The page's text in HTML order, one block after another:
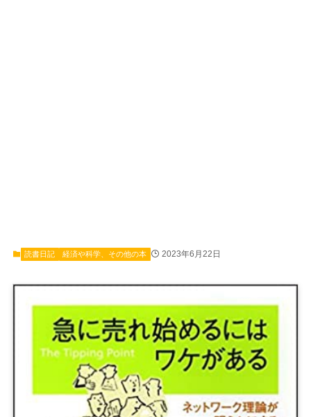
読書日記 経済や科学、その他の本 2023年6月22日